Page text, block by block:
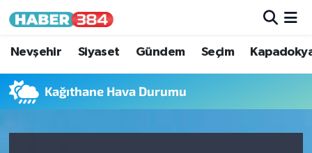
Nevşehir Siyaset Gündem Seçim
Kağıthane Hava Durumu
Nöbetçi Eczaneler
Hava Durumu